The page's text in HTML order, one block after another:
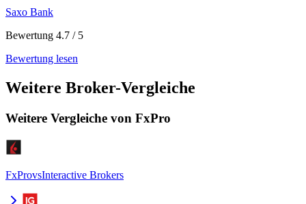
Saxo Bank
Bewertung 4.7 / 5
Bewertung lesen
Weitere Broker-Vergleiche
Weitere Vergleiche von FxPro
FxProvsInteractive Brokers